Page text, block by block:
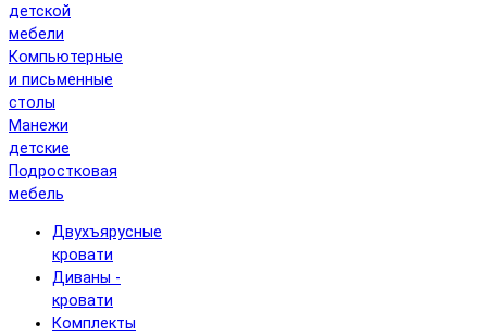
детской
мебели
Компьютерные
и письменные
столы
Манежи
детские
Подростковая
мебель
Двухъярусные
кровати
Диваны -
кровати
Комплекты